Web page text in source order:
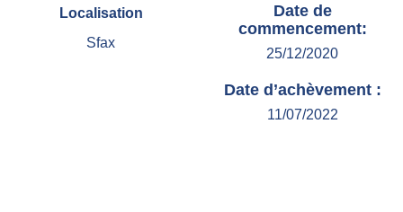
Localisation
Sfax
Date de
commencement:
25/12/2020
Date d’achèvement :
11/07/2022